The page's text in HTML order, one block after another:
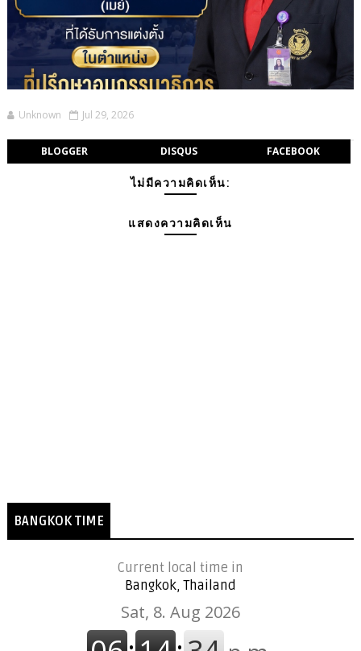
Unknown Jul 29, 2026
BLOGGER DISQUS FACEBOOK
ไม่มีความคิดเห็น:
แสดงความคิดเห็น
BANGKOK TIME
Current local time in
Bangkok, Thailand